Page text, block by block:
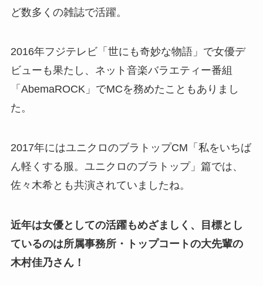
ど数多くの雑誌で活躍。
2016年フジテレビ「世にも奇妙な物語」で女優デ
ビューも果たし、ネット音楽バラエティー番組
「AbemaROCK」でMCを務めたこともありまし
た。
2017年にはユニクロのブラトップCM「私をいちば
ん軽くする服。ユニクロのブラトップ」篇では、
佐々木希とも共演されていましたね。
近年は女優としての活躍もめざましく、目標とし
ているのは所属事務所・トップコートの大先輩の
木村佳乃さん！